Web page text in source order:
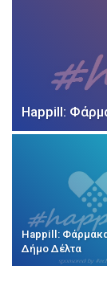
Happill:
Happill: Φάρμακα
Δήμο Δέλτα